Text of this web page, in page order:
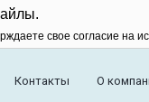
свое согласие на
Контакты О